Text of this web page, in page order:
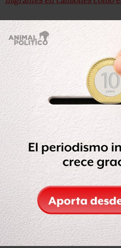
Añadió que, tras el
ERUM atendieron a 13
personal de Caminos y Puentes
asistió a cuatro personas que
médica.
En tanto, la titular de la
de la Ciudad de México,
tienen el reporte de tres
eran atendidos.
Trasladan a migrantes
El gobierno capitalino informó
aceptaron ser llevados en seis
Guadalupe, tras
Concertación Política de la
(SECGOB), en donde estuvo
Derechos Humanos de la